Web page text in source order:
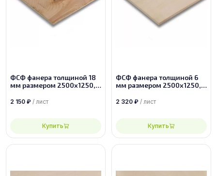
ФСФ фанера толщиной 18
мм размером 2500х1250,
2 150 ₽ / лист
Купить
ФСФ фанера толщиной 6
мм размером 2500х1250,
2 320 ₽ / лист
Купить